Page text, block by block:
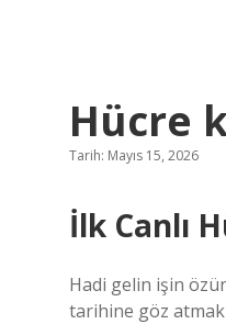
Hücre
Tarih: Mayıs 15, 2026
İlk Canlı
Hadi gelin işin
tarihine göz atmak